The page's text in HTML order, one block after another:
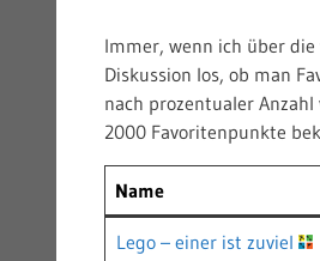
Immer, wenn ich über
Diskussion los, ob man
nach prozentualer
2000 Favoritenpunkte
Name
Lego – einer ist zuviel